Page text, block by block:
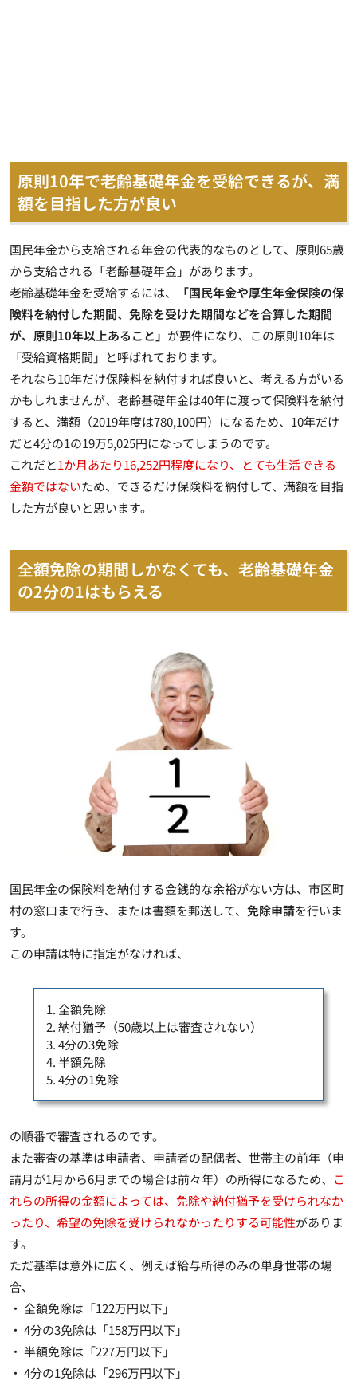
原則10年で老齢基礎年金を受給できるが、満
額を目指した方が良い
国民年金から支給される年金の代表的なものとして、原則65歳
から支給される「老齢基礎年金」があります。
老齢基礎年金を受給するには、
「国民年金や厚生年金保険の保
険料を納付した期間、免除を受けた期間などを合算した期間
が、原則10年以上あること」 が要件になり、この原則10年は
「受給資格期間」と呼ばれております。
それなら10年だけ保険料を納付すれば良いと、考える方がいる
かもしれませんが、老齢基礎年金は40年に渡って保険料を納付
すると、満額（2019年度は780,100円）になるため、10年だけ
だと4分の1の19万5,025円になってしまうのです。
これだと1か月あたり16,252円程度になり、とても生活できる
金額ではないため、できるだけ保険料を納付して、満額を目指
した方が良いと思います。
全額免除の期間しかなくても、老齢基礎年金
の2分の1はもらえる
国民年金の保険料を納付する金銭的な余裕がない方は、市区町
村の窓口まで行き、または書類を郵送して、 免除申請を行いま
す。
この申請は特に指定がなければ、
1. 全額免除
2. 納付猶予（50歳以上は審査されない）
3. 4分の3免除
4. 半額免除
5. 4分の1免除
の順番で審査されるのです。
また審査の基準は申請者、申請者の配偶者、世帯主の前年（申
請月が1月から6月までの場合は前々年）の所得になるため、 こ
れらの所得の金額によっては、免除や納付猶予を受けられなか
ったり、希望の免除を受けられなかったりする可能性がありま
す。
ただ基準は意外に広く、例えば給与所得のみの単身世帯の場
合、
・ 全額免除は「122万円以下」
・ 4分の3免除は「158万円以下」
・ 半額免除は「227万円以下」
・ 4分の1免除は「296万円以下」